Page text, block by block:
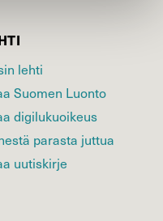
lehti
Suomen Luonto
digilukuoikeus
parasta juttua
uutiskirje